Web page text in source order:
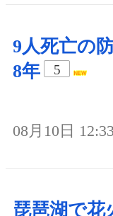
9人死亡の
8年
5
08月10日 12:33
琵琶湖で花